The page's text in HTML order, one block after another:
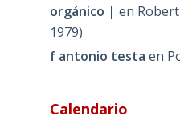
orgánico | en
1979)
f antonio testa en
Calendario